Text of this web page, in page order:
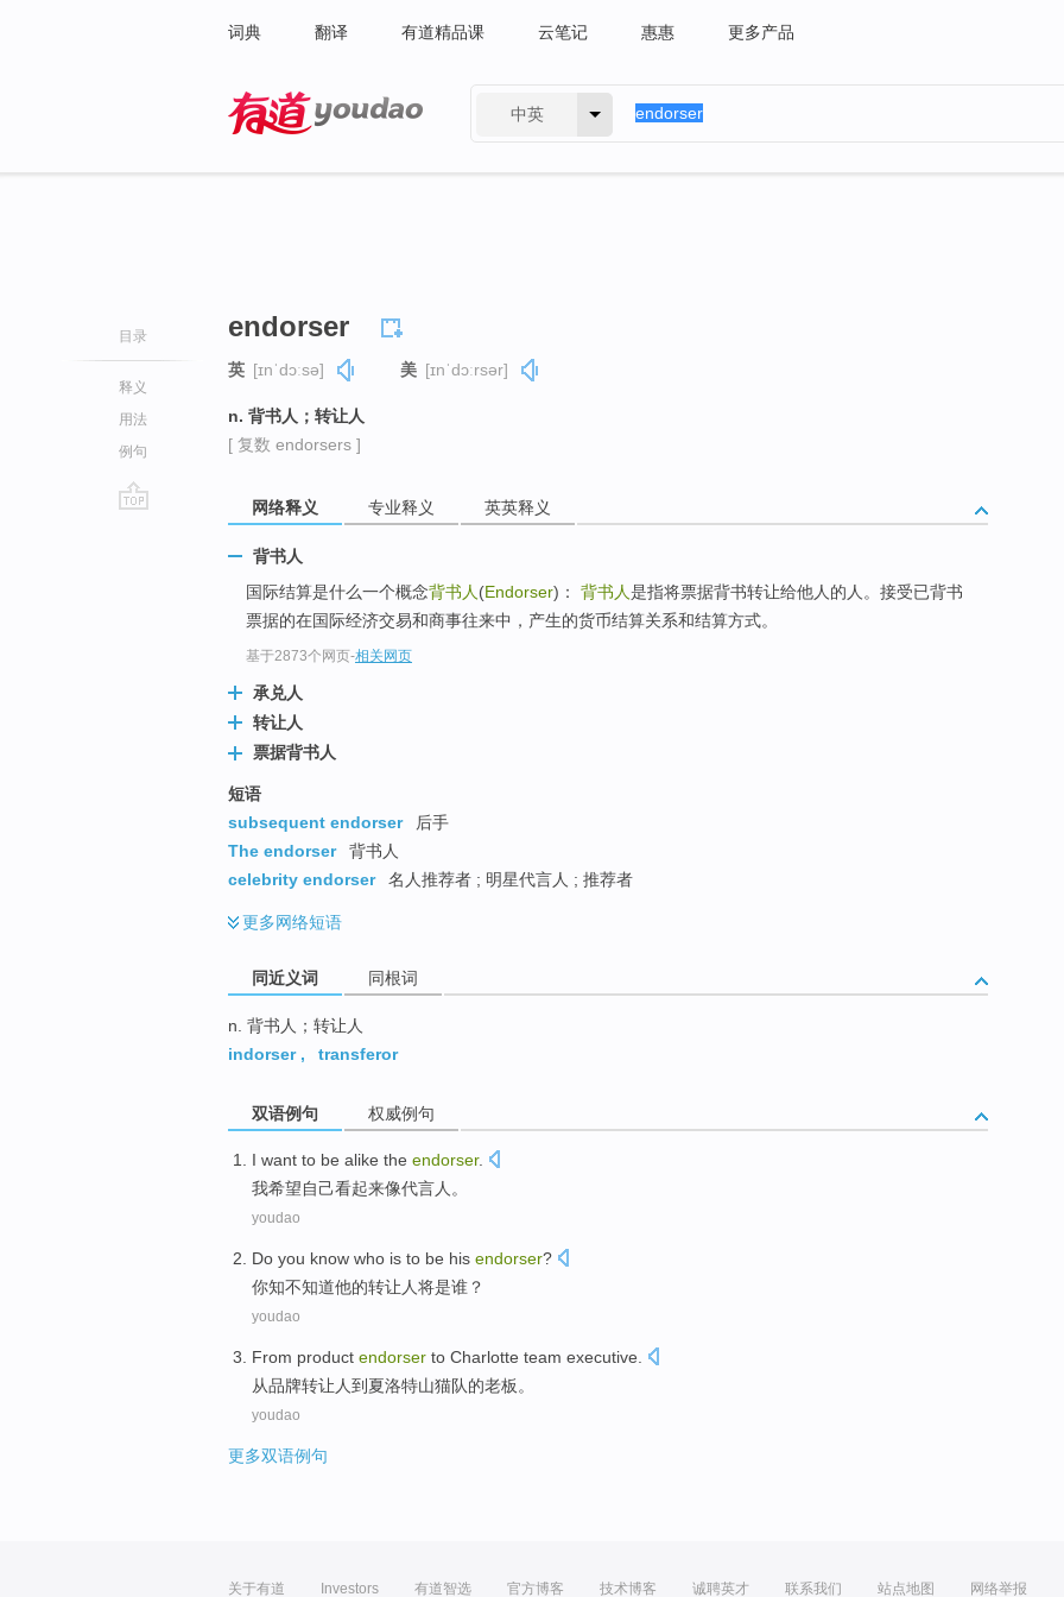
词典 翻译 有道精品课 云笔记 惠惠 更多产品
中英
目录
释义
用法
例句
endorser
英 [ɪnˈdɔːsə] 美 [ɪnˈdɔːrsər]
n. 背书人；转让人
[ 复数 endorsers ]
网络释义 专业释义 英英释义
背书人
国际结算是什么一个概念背书人 (Endorser)： 背书人是指将票据背书转让给他人的人。接受已背书
票据的在国际经济交易和商事往来中，产生的货币结算关系和结算方式。
基于2873个网页-相关网页
承兑人
转让人
票据背书人
短语
subsequent endorser
后手
The endorser
背书人
celebrity endorser
名人推荐者 ; 明星代言人 ; 推荐者
更多网络短语
同近义词 同根词
n. 背书人；转让人
indorser, transferor
双语例句 权威例句
I want to be alike the endorser.
我希望自己看起来像代言人。
youdao
Do you know who is to be his endorser?
你知不知道他的转让人将是谁 ？
youdao
From product endorser to Charlotte team executive.
从品牌转让人到 夏洛特山猫队的老板。
youdao
更多双语例句
关于有道 Investors 有道智选 官方博客 技术博客 诚聘英才 联系我们 站点地图 网络举报